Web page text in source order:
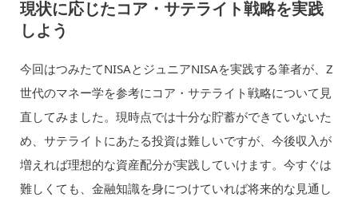
現状に応じたコア・サテライト戦略を実践
しよう
今回はつみたてNISAとジュニアNISAを実践する筆者が、Z
世代のマネー学を参考にコア・サテライト戦略について見
直してみました。現時点では十分な貯蓄ができていないた
め、サテライトにあたる投資は難しいですが、今後収入が
増えれば理想的な資産配分が実践していけます。今すぐは
難しくても、金融知識を身につけていれば将来的な見通し